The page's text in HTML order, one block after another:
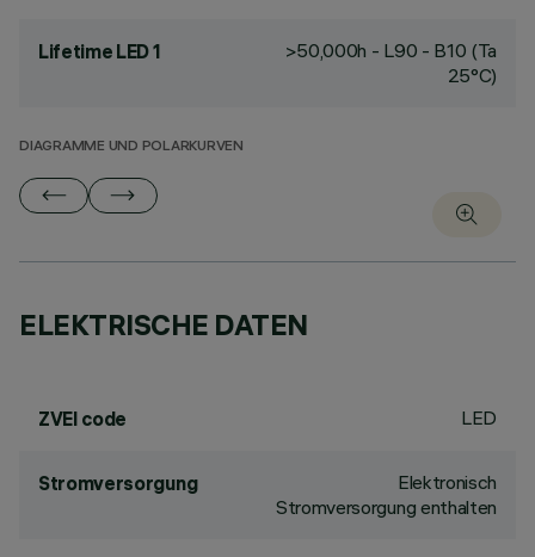
Lifetime LED 1
>50,000h - L90 - B10 (Ta
25°C)
DIAGRAMME UND POLARKURVEN
ELEKTRISCHE DATEN
ZVEI code LED
Stromversorgung
Elektronisch
Stromversorgung enthalten